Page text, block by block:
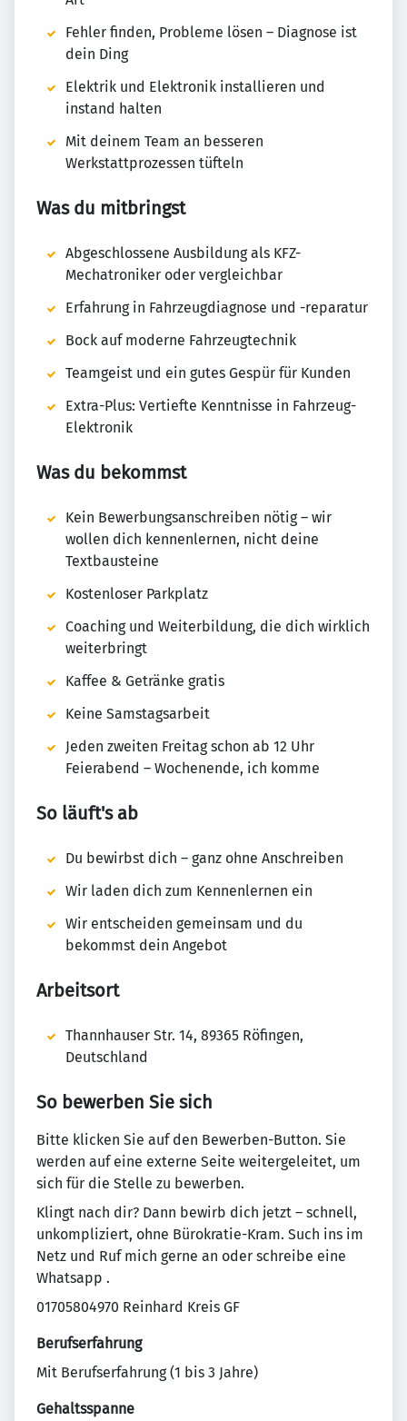
Fehler finden, Probleme lösen – Diagnose ist
dein Ding
Elektrik und Elektronik installieren und
instand halten
Mit deinem Team an besseren
Werkstattprozessen tüfteln
Was du mitbringst
Abgeschlossene Ausbildung als KFZ-
Mechatroniker oder vergleichbar
Erfahrung in Fahrzeugdiagnose und -reparatur
Bock auf moderne Fahrzeugtechnik
Teamgeist und ein gutes Gespür für Kunden
Extra-Plus: Vertiefte Kenntnisse in Fahrzeug-
Elektronik
Was du bekommst
Kein Bewerbungsanschreiben nötig – wir
wollen dich kennenlernen, nicht deine
Textbausteine
Kostenloser Parkplatz
Coaching und Weiterbildung, die dich wirklich
weiterbringt
Kaffee & Getränke gratis
Keine Samstagsarbeit
Jeden zweiten Freitag schon ab 12 Uhr
Feierabend – Wochenende, ich komme
So läuft's ab
Du bewirbst dich – ganz ohne Anschreiben
Wir laden dich zum Kennenlernen ein
Wir entscheiden gemeinsam und du
bekommst dein Angebot
Arbeitsort
Thannhauser Str. 14, 89365 Röfingen,
Deutschland
So bewerben Sie sich
Bitte klicken Sie auf den Bewerben-Button. Sie
werden auf eine externe Seite weitergeleitet, um
sich für die Stelle zu bewerben.
Klingt nach dir? Dann bewirb dich jetzt – schnell,
unkompliziert, ohne Bürokratie-Kram. Such ins im
Netz und Ruf mich gerne an oder schreibe eine
Whatsapp .
01705804970 Reinhard Kreis GF
Berufserfahrung
Mit Berufserfahrung (1 bis 3 Jahre)
Gehaltsspanne